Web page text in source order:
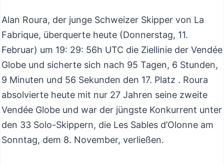
Alan Roura, der junge Schweizer Skipper von La
Fabrique, überquerte heute (Donnerstag, 11.
Februar) um 19: 29: 56h UTC die Ziellinie der Vendée
Globe und sicherte sich nach 95 Tagen, 6 Stunden,
9 Minuten und 56 Sekunden den 17. Platz . Roura
absolvierte heute mit nur 27 Jahren seine zweite
Vendée Globe und war der jüngste Konkurrent unter
den 33 Solo-Skippern, die Les Sables d’Olonne am
Sonntag, dem 8. November, verließen.